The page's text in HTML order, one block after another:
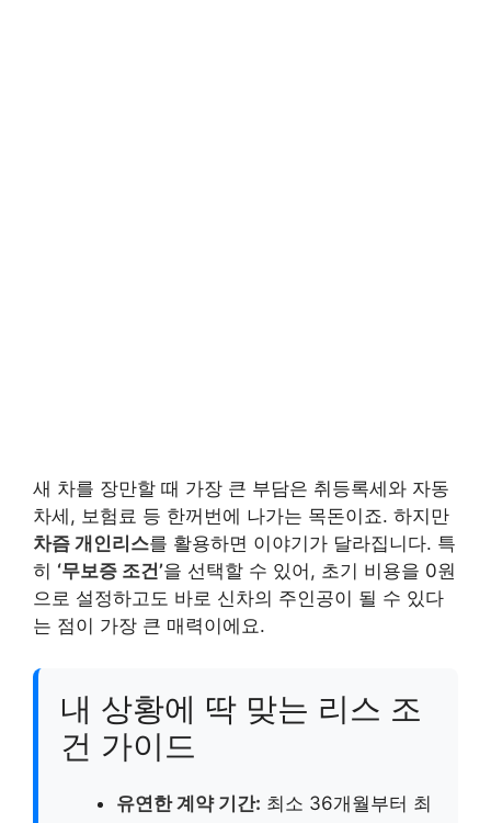
새 차를 장만할 때 가장 큰 부담은 취등록세와 자동
차세, 보험료 등 한꺼번에 나가는 목돈이죠. 하지만
차즘 개인리스를 활용하면 이야기가 달라집니다. 특
히 ‘무보증 조건’을 선택할 수 있어, 초기 비용을 0원
으로 설정하고도 바로 신차의 주인공이 될 수 있다
는 점이 가장 큰 매력이에요.
내 상황에 딱 맞는 리스 조
건 가이드
유연한 계약 기간: 최소 36개월부터 최